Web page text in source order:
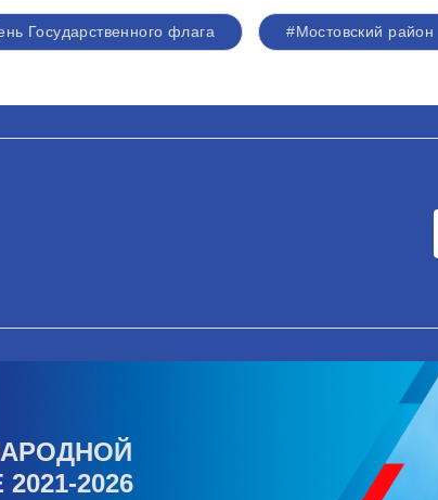
Государственного флага #Мостовский район
2026